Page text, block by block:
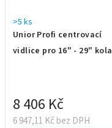
Unior Profi centrovací
vidlice pro 16" - 29" kola
>5 ks
6 947,11 Kč bez DPH
8 406 Kč